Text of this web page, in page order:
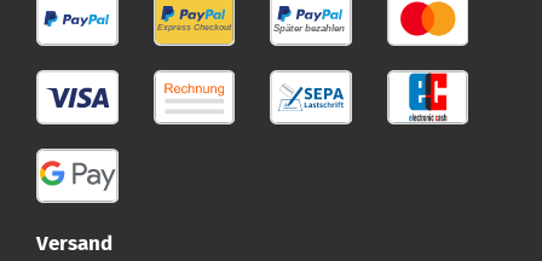
Versand